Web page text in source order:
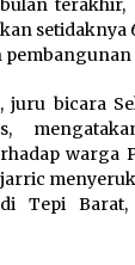
setidaknya
juru bicara
warga
Tepi Barat,